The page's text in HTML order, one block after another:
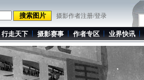
摄影作者注册/登录
行走天下 摄影赛事 作者专区 业界快讯